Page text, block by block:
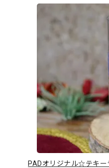
PADオリジナル☆テキー